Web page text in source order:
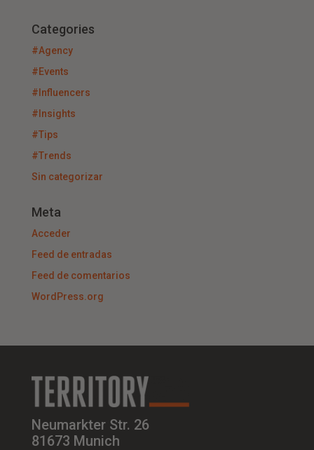
Categories
#Agency
#Events
#Influencers
#Insights
#Tips
#Trends
Sin categorizar
Meta
Acceder
Feed de entradas
Feed de comentarios
WordPress.org
Neumarkter Str. 26
81673 Munich